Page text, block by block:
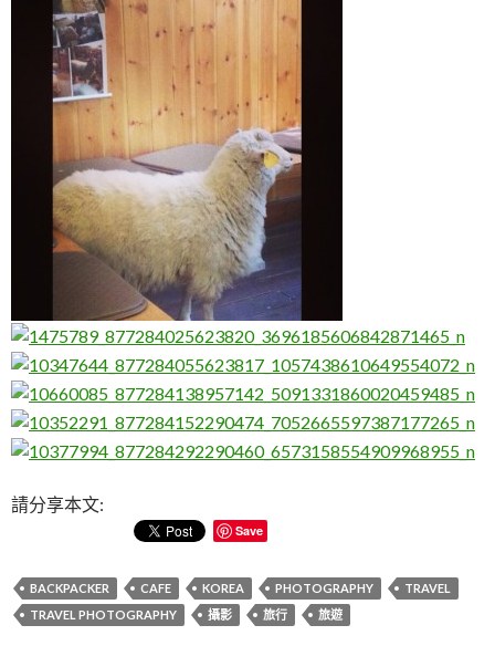
請分享本文:
Save
BACKPACKER CAFE KOREA PHOTOGRAPHY
TRAVEL
TRAVEL PHOTOGRAPHY
攝影 旅行 旅遊